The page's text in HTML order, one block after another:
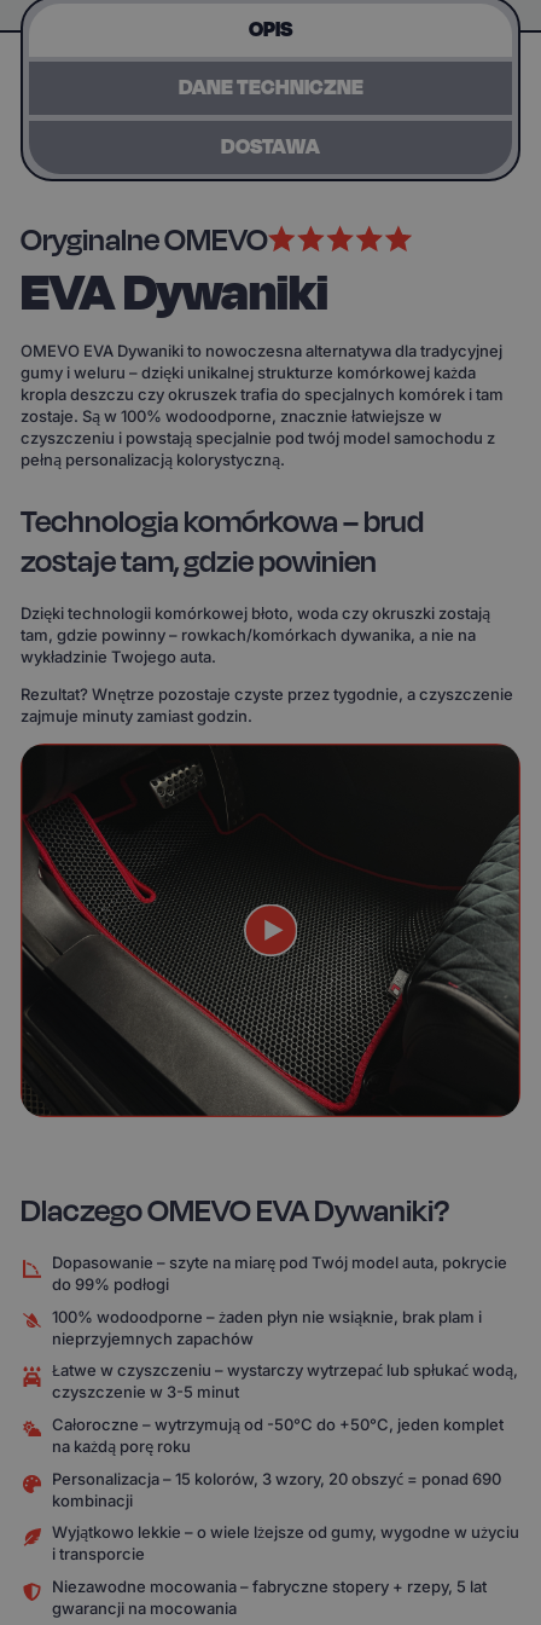
OPIS
DANE TECHNICZNE
DOSTAWA
Oryginalne OMEVO
EVA Dywaniki
OMEVO EVA Dywaniki to nowoczesna alternatywa dla tradycyjnej
gumy i weluru – dzięki unikalnej strukturze komórkowej każda
kropla deszczu czy okruszek trafia do specjalnych komórek i tam
zostaje. Są w 100% wodoodporne, znacznie łatwiejsze w
czyszczeniu i powstają specjalnie pod twój model samochodu z
pełną personalizacją kolorystyczną.
Technologia komórkowa – brud
zostaje tam, gdzie powinien
Dzięki technologii komórkowej błoto, woda czy okruszki zostają
tam, gdzie powinny – rowkach/komórkach dywanika, a nie na
wykładzinie Twojego auta.
Rezultat? Wnętrze pozostaje czyste przez tygodnie, a czyszczenie
zajmuje minuty zamiast godzin.
Dlaczego OMEVO EVA Dywaniki?
Dopasowanie – szyte na miarę pod Twój model auta, pokrycie
do 99% podłogi
100% wodoodporne – żaden płyn nie wsiąknie, brak plam i
nieprzyjemnych zapachów
Łatwe w czyszczeniu – wystarczy wytrzepać lub spłukać wodą,
czyszczenie w 3-5 minut
Całoroczne – wytrzymują od -50°C do +50°C, jeden komplet
na każdą porę roku
Personalizacja – 15 kolorów, 3 wzory, 20 obszyć = ponad 690
kombinacji
Wyjątkowo lekkie – o wiele lżejsze od gumy, wygodne w użyciu
i transporcie
Niezawodne mocowania – fabryczne stopery + rzepy, 5 lat
gwarancji na mocowania